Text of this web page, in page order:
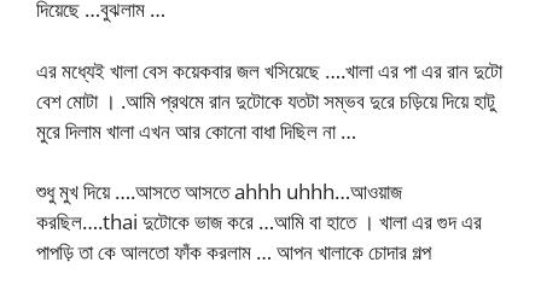
দিয়েছে …বুঝলাম …
এর মধ্যেই খালা বেস কয়েকবার জল খসিয়েছে ….খালা এর পা এর রান দুটো
বেশ মোটা । .আমি প্রথমে রান দুটোকে যতটা সম্ভব দুরে চড়িয়ে দিয়ে হাটু
মুরে দিলাম খালা এখন আর কোনো বাধা দিছিল না …
শুধু মুখ দিয়ে ….আসতে আসতে ahhh uhhh…আওয়াজ
করছিল….thai দুটোকে ভাজ করে …আমি বা হাতে । খালা এর গুদ এর
পাপড়ি তা কে আলতো ফাঁক করলাম … আপন খালাকে চোদার গল্প